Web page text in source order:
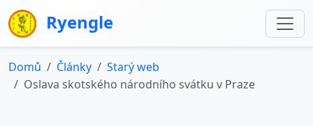
Ryengle
Domů Články
Starý web
Oslava skotského národního svátku v Praze